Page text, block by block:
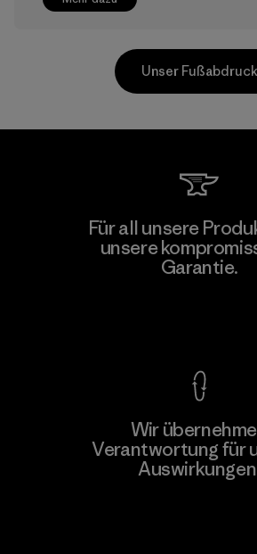
CKT Apparel (Pvt) Ltd. -
Agalawatte
Unser Fußabdruck
Für all unsere
unsere
Garantie.
Wir
Verantwortung für